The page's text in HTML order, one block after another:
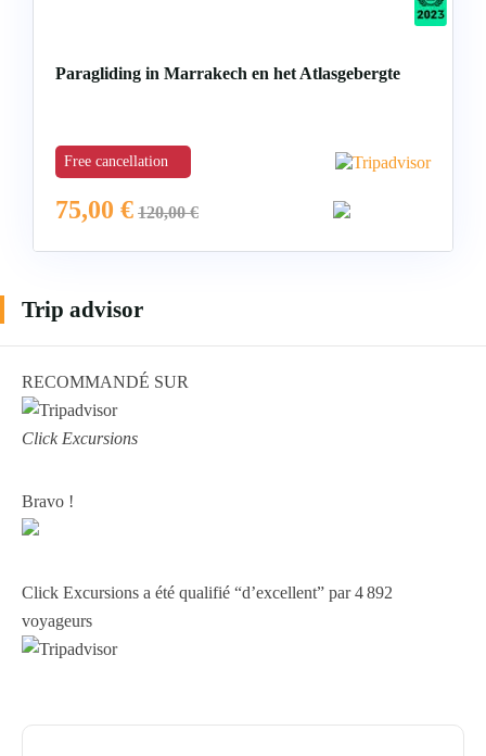
Paragliding in Marrakech en het Atlasgebergte
Free cancellation
75,00 € 120,00€
Trip advisor
RECOMMANDÉ SUR
Click Excursions
Bravo !
Click Excursions a été qualifié “d’excellent” par 4 892
voyageurs